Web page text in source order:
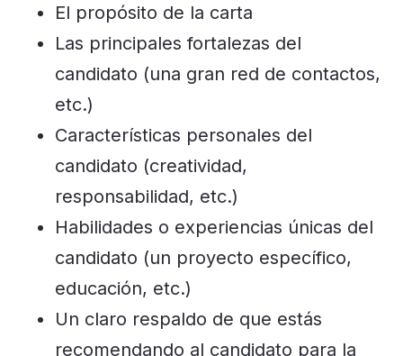
El propósito de la carta
Las principales fortalezas del
candidato (una gran red de contactos,
etc.)
Características personales del
candidato (creatividad,
responsabilidad, etc.)
Habilidades o experiencias únicas del
candidato (un proyecto específico,
educación, etc.)
Un claro respaldo de que estás
recomendando al candidato para la